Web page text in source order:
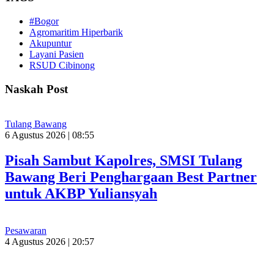
#Bogor
Agromaritim Hiperbarik
Akupuntur
Layani Pasien
RSUD Cibinong
Naskah Post
Tulang Bawang
6 Agustus 2026 | 08:55
Pisah Sambut Kapolres, SMSI Tulang
Bawang Beri Penghargaan Best Partner
untuk AKBP Yuliansyah
Pesawaran
4 Agustus 2026 | 20:57